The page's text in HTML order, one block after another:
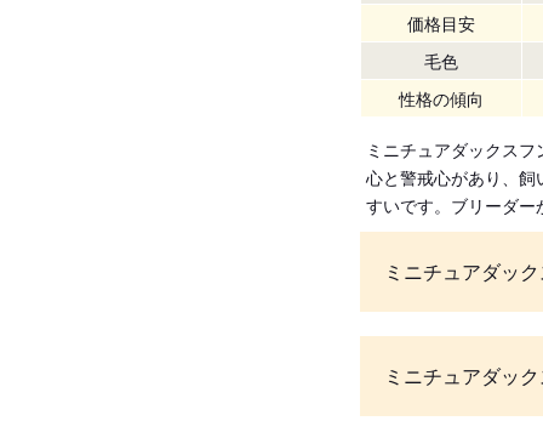
価格目安
毛色
性格の傾向
ミニチュアダックス
心と警戒心があり、
すいです。ブリーダー
ミニチュアダッ
ミニチュアダッ